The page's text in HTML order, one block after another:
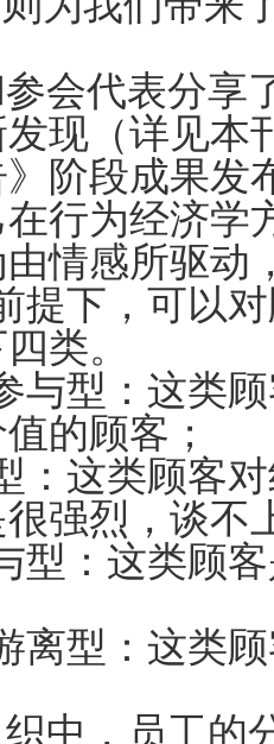
会代表分享
现（详见本
阶段成果发
行为经济学
情感所驱动
提下，可以
类。
与型：这类
的顾客；
：这类顾客
强烈，谈不
型：这类顾
离型：这类
中，员工的